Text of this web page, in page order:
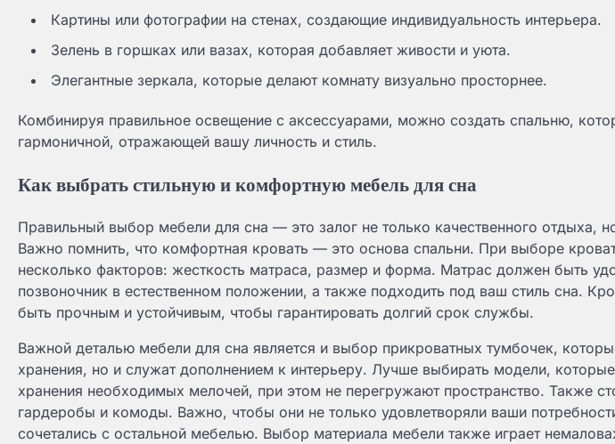
Картины или фотографии на стенах, создающие индивидуальность интерьера.
Зелень в горшках или вазах, которая добавляет живости и уюта.
Элегантные зеркала, которые делают комнату визуально просторнее.
Комбинируя правильное освещение с аксессуарами, можно создать спальню,
гармоничной, отражающей вашу личность и стиль.
Как выбрать стильную и комфортную мебель для сна
Правильный выбор мебели для сна — это залог не только качественного отдыха,
Важно помнить, что комфортная кровать — это основа спальни. При выборе
несколько факторов: жесткость матраса, размер и форма. Матрас должен быть
позвоночник в естественном положении, а также подходить под ваш стиль сна.
быть прочным и устойчивым, чтобы гарантировать долгий срок службы.
Важной деталью мебели для сна является и выбор прикроватных тумбочек,
хранения, но и служат дополнением к интерьеру. Лучше выбирать модели,
хранения необходимых мелочей, при этом не перегружают пространство. Также
гардеробы и комоды. Важно, чтобы они не только удовлетворяли ваши
сочетались с остальной мебелью. Выбор материала мебели также играет